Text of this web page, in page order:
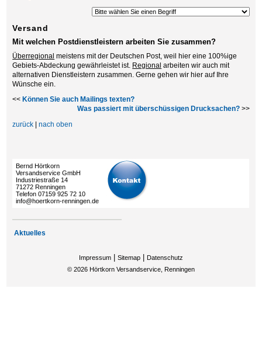
Versand
Mit welchen Postdienstleistern arbeiten Sie zusammen?
Überregional meistens mit der Deutschen Post, weil hier eine 100%ige
Gebiets-Abdeckung gewährleistet ist. Regional arbeiten wir auch mit
alternativen Dienstleistern zusammen. Gerne gehen wir hier auf Ihre
Wünsche ein.
<<Können Sie auch Mailings texten?
Was passiert mit überschüssigen Drucksachen?>>
zurück |nach oben
Bernd Hörtkorn
Versandservice GmbH
Industriestraße 14
71272 Renningen
Telefon 07159 925 72 10
info@hoertkorn-renningen.de
Aktuelles
Impressum Sitemap
Datenschutz
© 2026 Hörtkorn Versandservice, Renningen